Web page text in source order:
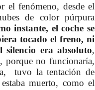
el fenómeno, desde el
de color púrpura
instante, el coche se
tocado el freno, ni
silencio era absoluto,
porque no funcionaría,
tuvo la tentación de
muerto, como el